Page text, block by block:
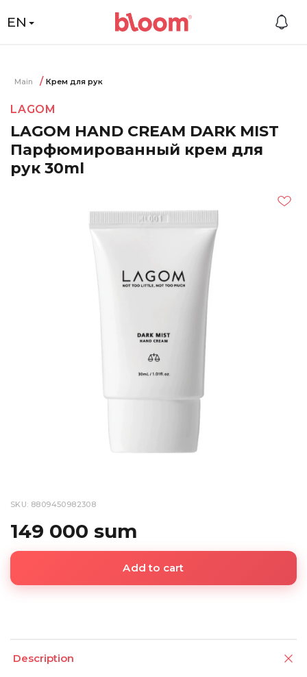
EN
Main Крем для рук
LAGOM
LAGOM HAND CREAM DARK MIST
Парфюмированный крем для
рук 30ml
SKU: 8809450982308
149 000 sum
Add to cart
Description